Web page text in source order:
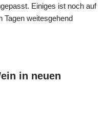
Einiges ist noch auf
Tagen weitesgehend
in neuen